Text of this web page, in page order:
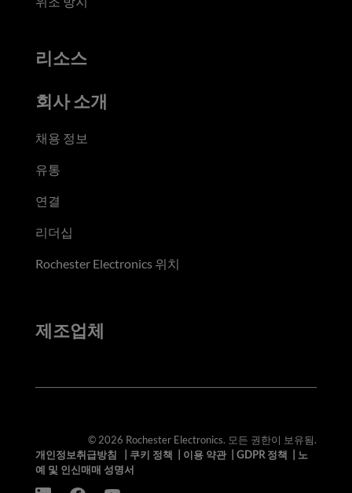
리소스
회사 소개
채용 정보
유통
연결
리더십
Rochester Electronics 위치
제조업체
© 2026 Rochester Electronics. 모든 권한이 보유됨.
개인정보취급방침
쿠키 정책 이용 약관| GDPR 정책
노
예 및 인신매매 성명서